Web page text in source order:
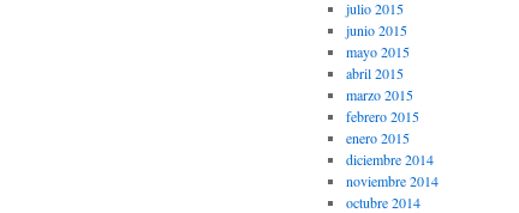
julio 2015
junio 2015
mayo 2015
abril 2015
marzo 2015
febrero 2015
enero 2015
diciembre 2014
noviembre 2014
octubre 2014